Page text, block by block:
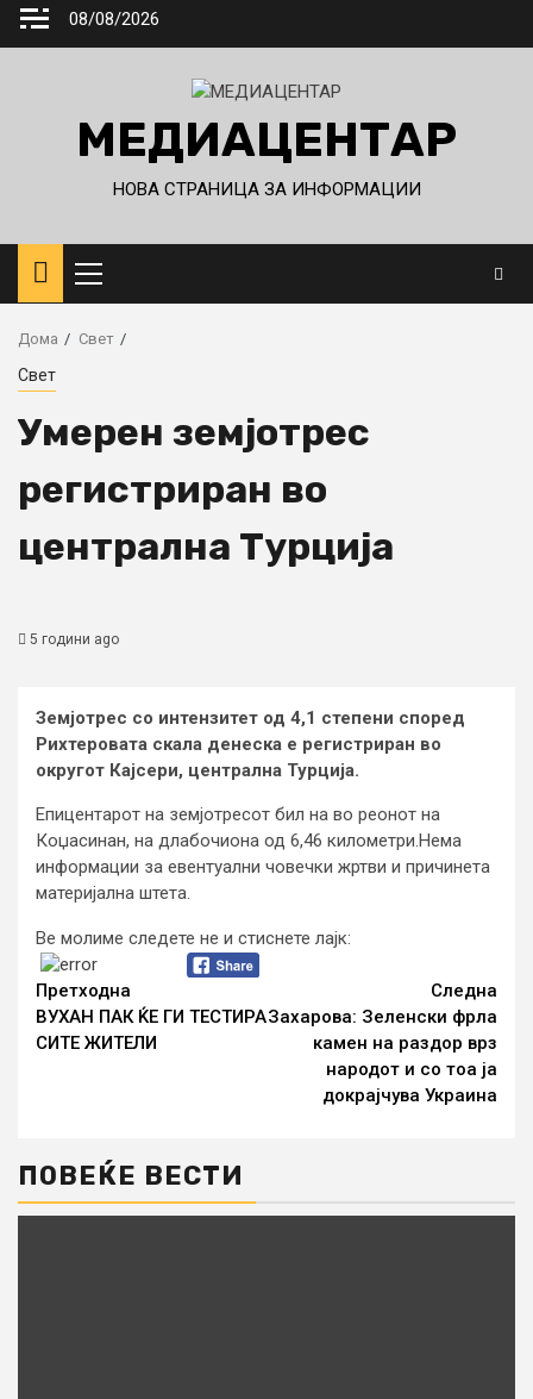
Skip
08/08/2026
МЕДИАЦЕНТАР
НОВА СТРАНИЦА ЗА ИНФОРМАЦИИ
Primary
Menu
Дома Свет
Свет
Умерен земјотрес
регистриран во
централна Турција
5 години ago
Земјотрес со интензитет од 4,1 степени според
Рихтеровата скала денеска е регистриран во
округот Кајсери, централна Турција.
Епицентарот на земјотресот бил на во реонот на
Коџасинан, на длабочиона од 6,46 километри.Нема
информации за евентуални човечки жртви и причинета
материјална штета.
Ве молиме следете не и стиснете лајк:
Continue
Reading
Претходна
ВУХАН ПАК ЌЕ ГИ ТЕСТИРА
СИТЕ ЖИТЕЛИ
Следна
Захарова: Зеленски фрла
камен на раздор врз
народот и со тоа ја
докрајчува Украина
ПОВЕЌЕ ВЕСТИ